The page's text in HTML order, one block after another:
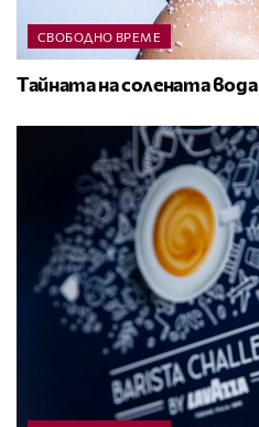
СВОБОДНО ВРЕМЕ
Тайната на солената вода